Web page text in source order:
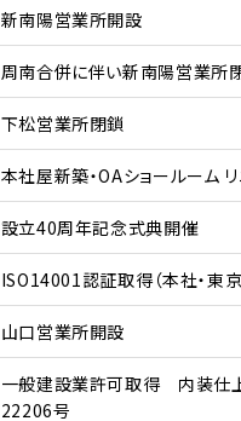
新南陽営業所開設
周南合併に伴い新南陽営業所
下松営業所閉鎖
本社屋新築・OAショールーム
設立40周年記念式典開催
ISO14001認証取得（本社・東京
山口営業所開設
一般建設業許可取得 内装仕
22206号